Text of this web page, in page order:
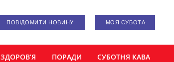
ПОВІДОМИТИ НОВИНУ МОЯ СУБОТА
ЗДОРОВ’Я ПОРАДИ СУБОТНЯ КАВА